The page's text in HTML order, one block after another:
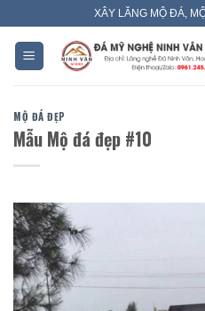
content
XÂY LĂNG MỘ ĐÁ,
MỘ ĐÁ ĐẸP
Mẫu Mộ đá đẹp #10